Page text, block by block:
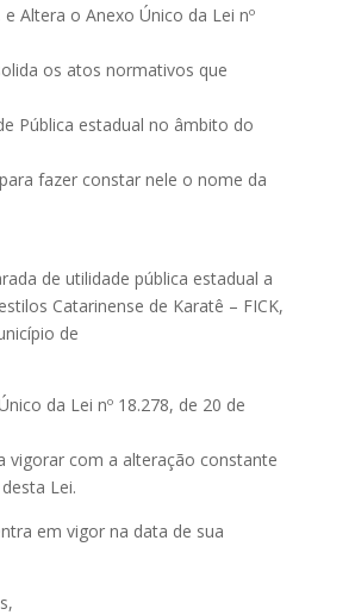
Altera o Anexo Único da Lei nº
os atos normativos que
Pública estadual no âmbito do
fazer constar nele o nome da
de utilidade pública estadual a
Catarinense de Karatê – FICK,
de
da Lei nº 18.278, de 20 de
vigorar com a alteração constante
Lei.
em vigor na data de sua